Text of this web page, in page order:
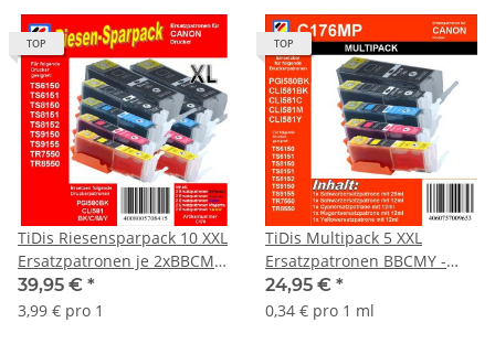
TOP
TiDis Riesensparpack 10 XXL
Ersatzpatronen je 2xBBCMY
- ersetzen PGI580 & CLI581
BCMY
39,95 € *
3,99 € pro 1
TOP
TiDis Multipack 5 XXL
Ersatzpatronen BBCMY -
ersetzen PGI580 & CLI581
BCMY
24,95 € *
0,34 € pro 1 ml